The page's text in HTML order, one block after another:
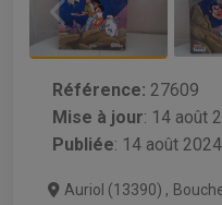
Référence: 27609
Mise à jour: 14 août
Publiée: 14 août 2024
Auriol (13390) ,